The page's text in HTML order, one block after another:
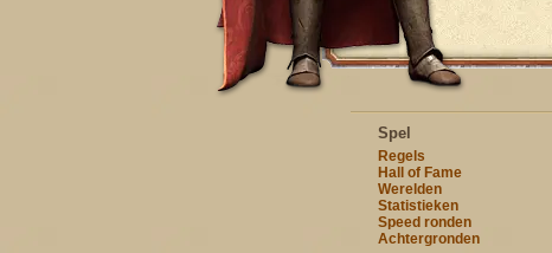
Spel
Regels
Hall of Fame
Werelden
Statistieken
Speed ronden
Achtergronden